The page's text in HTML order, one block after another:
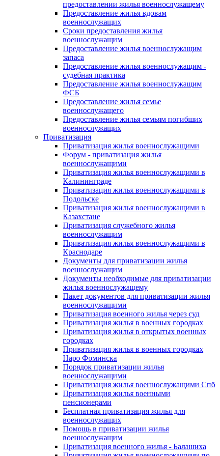
предоставлении жилья военнослужащему
Предоставление жилья вдовам
военнослужащих
Сроки предоставления жилья
военнослужащим
Предоставление жилья военнослужащим
запаса
Предоставление жилья военнослужащим -
судебная практика
Предоставление жилья военнослужащим
ФСБ
Предоставление жилья семье
военнослужащего
Предоставление жилья семьям погибших
военнослужащих
Приватизация
Приватизация жилья военнослужащими
Форум - приватизация жилья
военнослужащими
Приватизация жилья военнослужащими в
Калининграде
Приватизация жилья военнослужащими в
Подольске
Приватизация жилья военнослужащими в
Казахстане
Приватизация служебного жилья
военнослужащим
Приватизация жилья военнослужащими в
Краснодаре
Документы для приватизации жилья
военнослужащим
Документы необходимые для приватизации
жилья военнослужащему
Пакет документов для приватизации жилья
военнослужащими
Приватизация военного жилья через суд
Приватизация жилья в военных городках
Приватизация жилья в открытых военных
городках
Приватизация жилья в военных городках
Наро Фоминска
Порядок приватизации жилья
военнослужащими
Приватизация жилья военнослужащими Спб
Приватизация жилья военными
пенсионерами
Бесплатная приватизация жилья для
военнослужащих
Помощь в приватизации жилья
военнослужащим
Приватизация военного жилья - Балашиха